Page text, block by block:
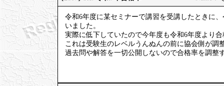
令和6年度に某セミナーで講習を受講したときに
いました。
実際に低下していたので今年度も令和6年度より
これは受験生のレベルうんぬんの前に協会側が調
過去問や解答を一切公開しないので合格率を調整